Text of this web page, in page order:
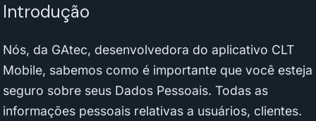
Introdução
Nós, da GAtec, desenvolvedora do aplicativo CLT
Mobile, sabemos como é importante que você esteja
seguro sobre seus Dados Pessoais. Todas as
informações pessoais relativas a usuários, clientes.